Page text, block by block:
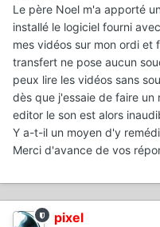
Le père Noel m'a apporté
installé le logiciel fourni
mes vidéos sur mon ordi
transfert ne pose aucun
peux lire les vidéos sans
dès que j'essaie de faire
editor le son est alors
Y a-t-il un moyen d'y
Merci d'avance de vos
pixel